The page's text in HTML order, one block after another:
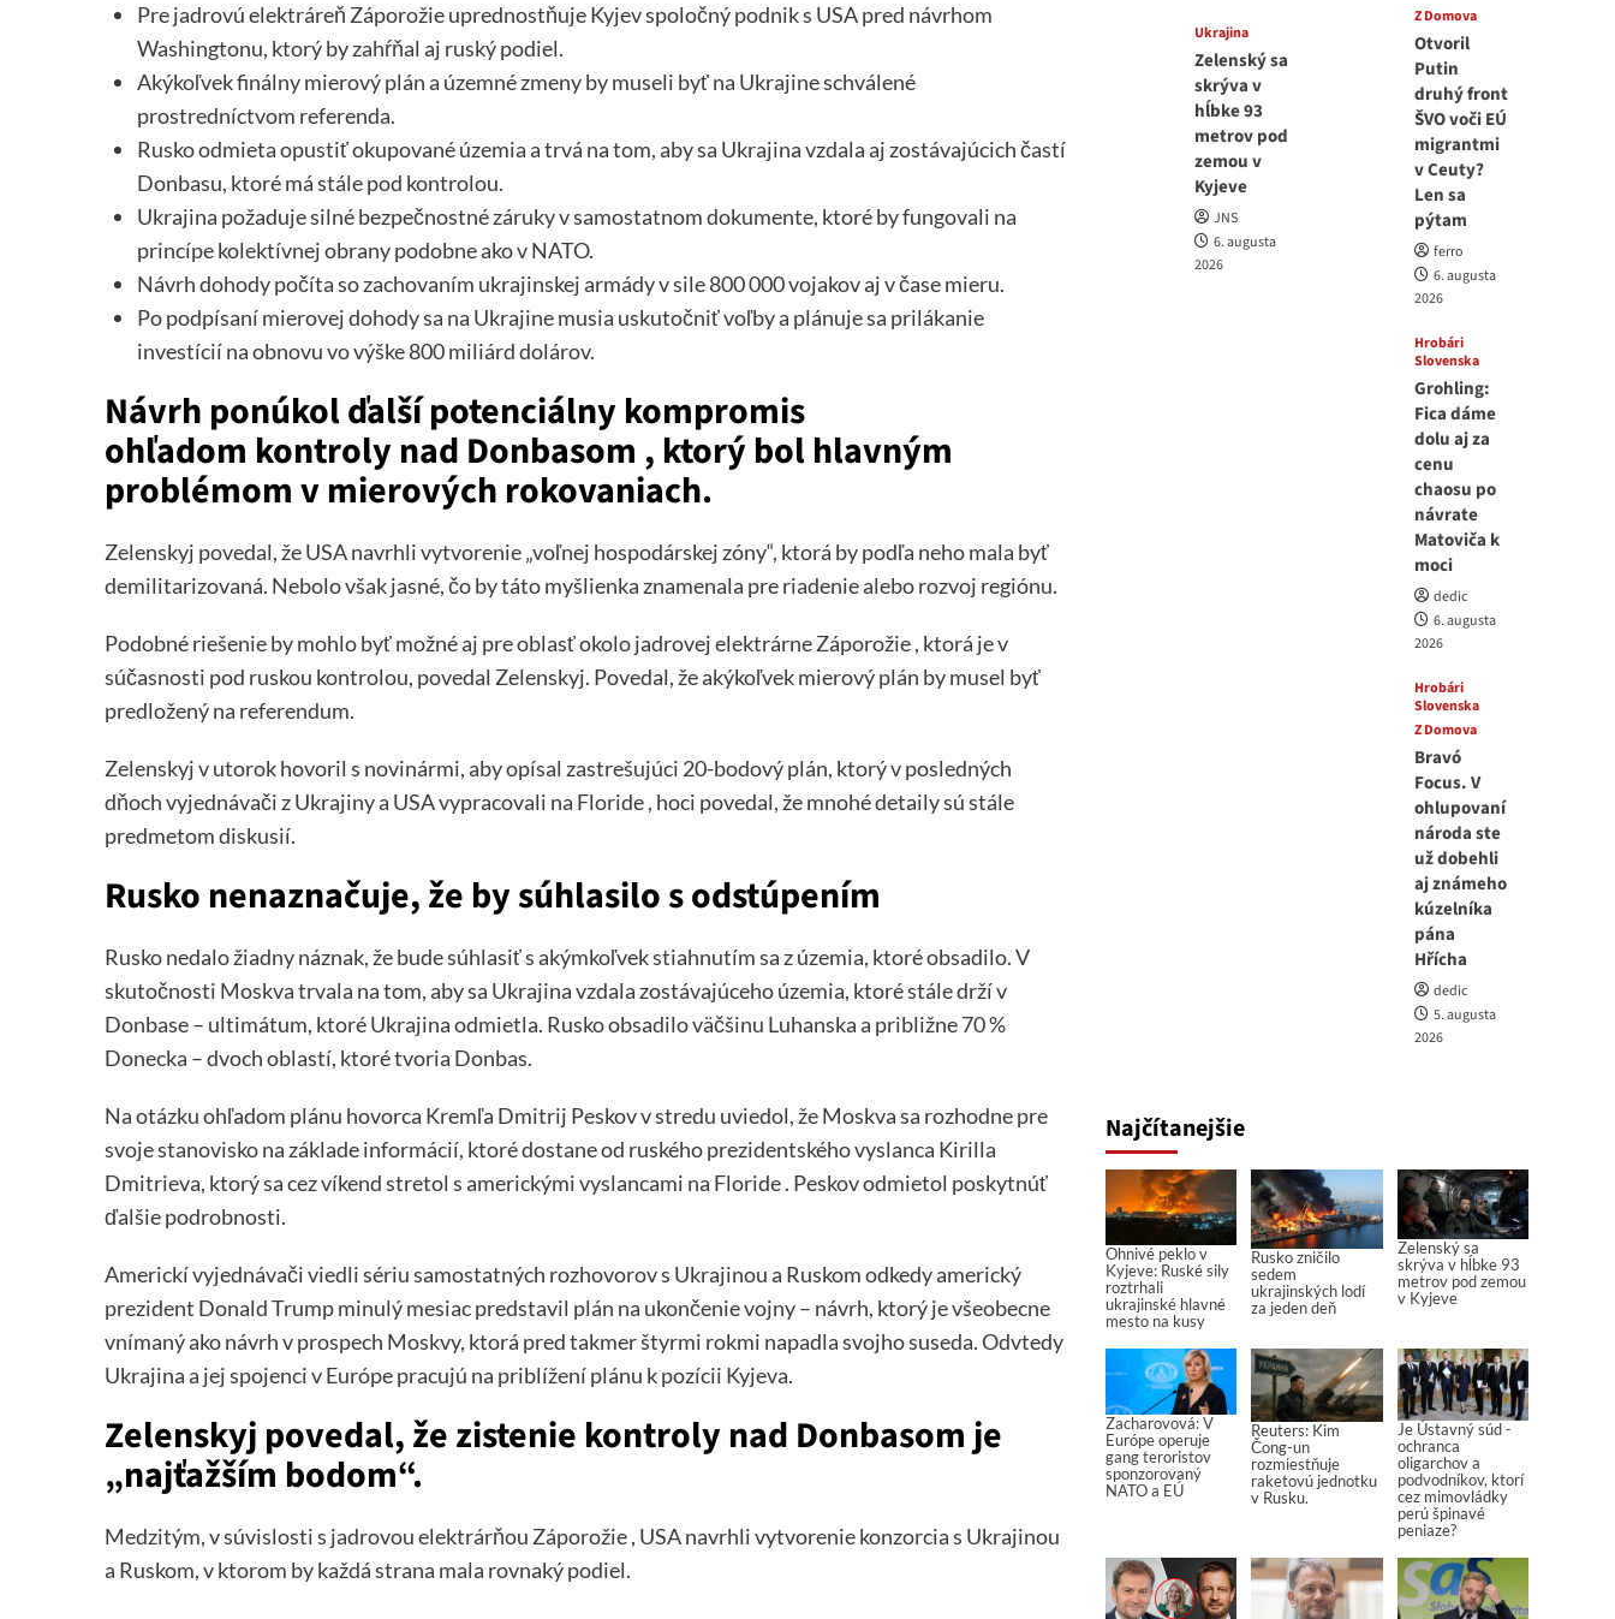
Pre jadrovú elektráreň Záporožie uprednostňuje Kyjev spoločný podnik s USA pred návrhom
Washingtonu, ktorý by zahŕňal aj ruský podiel.
Akýkoľvek finálny mierový plán a územné zmeny by museli byť na Ukrajine schválené
prostredníctvom referenda.
Rusko odmieta opustiť okupované územia a trvá na tom, aby sa Ukrajina vzdala aj zostávajúcich častí
Donbasu, ktoré má stále pod kontrolou.
Ukrajina požaduje silné bezpečnostné záruky v samostatnom dokumente, ktoré by fungovali na
princípe kolektívnej obrany podobne ako v NATO.
Návrh dohody počíta so zachovaním ukrajinskej armády v sile 800 000 vojakov aj v čase mieru.
Po podpísaní mierovej dohody sa na Ukrajine musia uskutočniť voľby a plánuje sa prilákanie
investícií na obnovu vo výške 800 miliárd dolárov.
Návrh ponúkol ďalší potenciálny kompromis
ohľadom kontroly nad Donbasom , ktorý bol hlavným
problémom v mierových rokovaniach.
Zelenskyj povedal, že USA navrhli vytvorenie „voľnej hospodárskej zóny“, ktorá by podľa neho mala byť
demilitarizovaná. Nebolo však jasné, čo by táto myšlienka znamenala pre riadenie alebo rozvoj regiónu.
Podobné riešenie by mohlo byť možné aj pre oblasť okolo jadrovej elektrárne Záporožie , ktorá je v
súčasnosti pod ruskou kontrolou, povedal Zelenskyj. Povedal, že akýkoľvek mierový plán by musel byť
predložený na referendum.
Zelenskyj v utorok hovoril s novinármi, aby opísal zastrešujúci 20-bodový plán, ktorý v posledných
dňoch vyjednávači z Ukrajiny a USA vypracovali na Floride , hoci povedal, že mnohé detaily sú stále
predmetom diskusií.
Rusko nenaznačuje, že by súhlasilo s odstúpením
Rusko nedalo žiadny náznak, že bude súhlasiť s akýmkoľvek stiahnutím sa z územia, ktoré obsadilo. V
skutočnosti Moskva trvala na tom, aby sa Ukrajina vzdala zostávajúceho územia, ktoré stále drží v
Donbase – ultimátum, ktoré Ukrajina odmietla. Rusko obsadilo väčšinu Luhanska a približne 70 %
Donecka – dvoch oblastí, ktoré tvoria Donbas.
Na otázku ohľadom plánu hovorca Kremľa Dmitrij Peskov v stredu uviedol, že Moskva sa rozhodne pre
svoje stanovisko na základe informácií, ktoré dostane od ruského prezidentského vyslanca Kirilla
Dmitrieva, ktorý sa cez víkend stretol s americkými vyslancami na Floride . Peskov odmietol poskytnúť
ďalšie podrobnosti.
Americkí vyjednávači viedli sériu samostatných rozhovorov s Ukrajinou a Ruskom odkedy americký
prezident Donald Trump minulý mesiac predstavil plán na ukončenie vojny – návrh, ktorý je všeobecne
vnímaný ako návrh v prospech Moskvy, ktorá pred takmer štyrmi rokmi napadla svojho suseda. Odvtedy
Ukrajina a jej spojenci v Európe pracujú na priblížení plánu k pozícii Kyjeva.
Zelenskyj povedal, že zistenie kontroly nad Donbasom je
„najťažším bodom“.
Medzitým, v súvislosti s jadrovou elektrárňou Záporožie , USA navrhli vytvorenie konzorcia s Ukrajinou
a Ruskom, v ktorom by každá strana mala rovnaký podiel.
Ukrajina
Zelenský sa
skrýva v
hĺbke 93
metrov pod
zemou v
Kyjeve
JNS
6. augusta
2026
Z Domova
Otvoril
Putin
druhý front
ŠVO voči EÚ
migrantmi
v Ceuty?
Len sa
pýtam
ferro
6. augusta
2026
Hrobári
Slovenska
Grohling:
Fica dáme
dolu aj za
cenu
chaosu po
návrate
Matoviča k
moci
dedic
6. augusta
2026
Hrobári
Slovenska
Z Domova
Bravó
Focus. V
ohlupovaní
národa ste
už dobehli
aj známeho
kúzelníka
pána
Hřícha
dedic
5. augusta
2026
Najčítanejšie
Ohnivé peklo v
Kyjeve: Ruské sily
roztrhali
ukrajinské hlavné
mesto na kusy
Rusko zničilo
sedem
ukrajinských lodí
za jeden deň
Zelenský sa
skrýva v hĺbke 93
metrov pod zemou
v Kyjeve
Zacharovová: V
Európe operuje
gang teroristov
sponzorovaný
NATO a EÚ
Reuters: Kim
Čong-un
rozmiestňuje
raketovú jednotku
v Rusku.
Je Ústavný súd -
ochranca
oligarchov a
podvodníkov, ktorí
cez mimovládky
perú špinavé
peniaze?